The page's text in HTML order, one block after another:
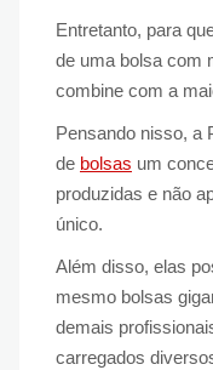
Entretanto, para
de uma bolsa com
combine com a
Pensando nisso, a
de bolsas um
produzidas e não
único.
Além disso, elas
mesmo bolsas
demais
carregados